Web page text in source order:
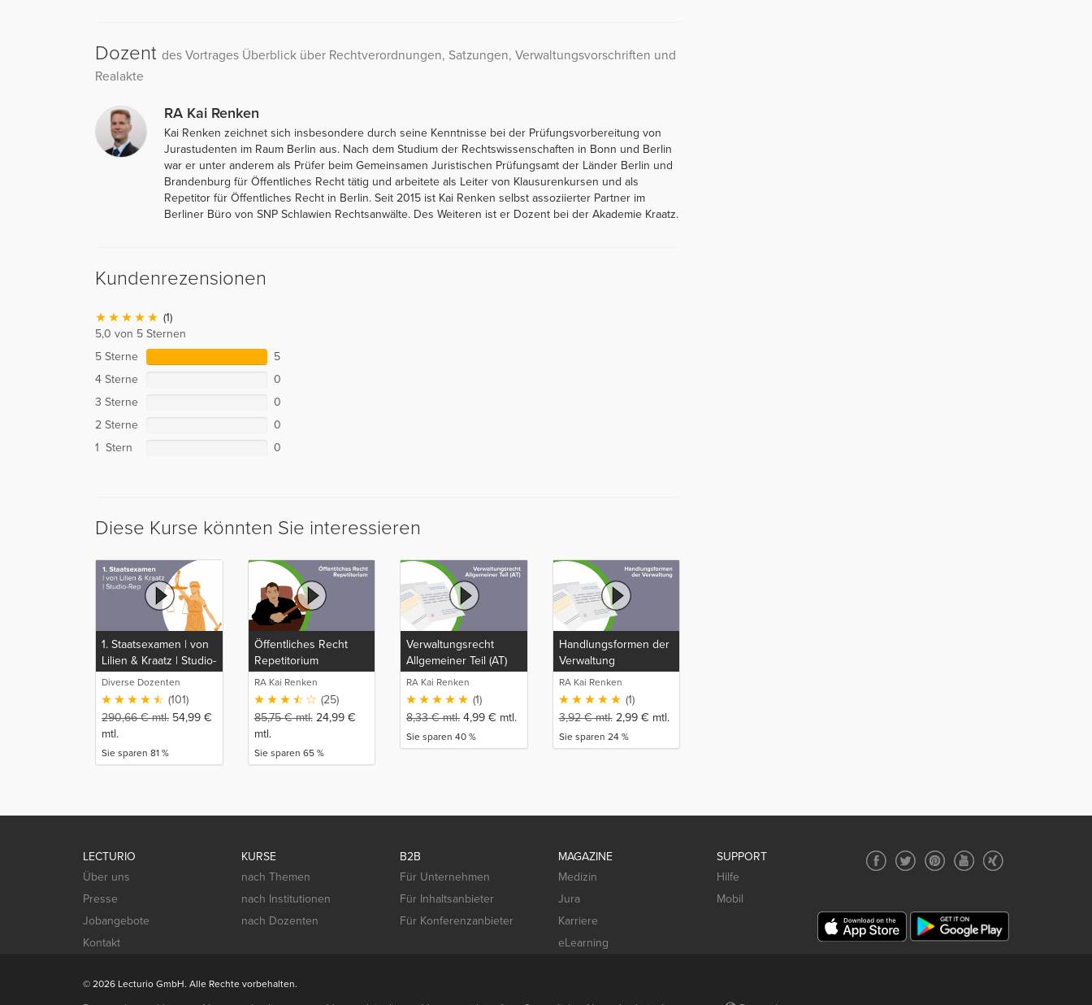
Dozent des Vortrages Überblick über Rechtverordnungen, Satzungen, Verwaltungsvorschriften und
Realakte
RA Kai Renken
Kai Renken zeichnet sich insbesondere durch seine Kenntnisse bei der Prüfungsvorbereitung von
Jurastudenten im Raum Berlin aus. Nach dem Studium der Rechtswissenschaften in Bonn und Berlin
war er unter anderem als Prüfer beim Gemeinsamen Juristischen Prüfungsamt der Länder Berlin und
Brandenburg für Öffentliches Recht tätig und arbeitete als Leiter von Klausurenkursen und als
Repetitor für Öffentliches Recht in Berlin. Seit 2015 ist Kai Renken selbst assoziierter Partner im
Berliner Büro von SNP Schlawien Rechtsanwälte. Des Weiteren ist er Dozent bei der Akademie Kraatz.
Kundenrezensionen
(1)
5,0 von 5 Sternen
5 Sterne
5
4 Sterne
0
3 Sterne
0
2 Sterne
0
1 Stern
0
Diese Kurse könnten Sie interessieren
1. Staatsexamen | von
Lilien & Kraatz | Studio-
Rep
Diverse Dozenten
(101)
290,66€mtl. 54,99 €
mtl.
Sie sparen 81 %
Öffentliches Recht
Repetitorium
RA Kai Renken
(25)
85,75€mtl. 24,99 €
mtl.
Sie sparen 65 %
Verwaltungsrecht
Allgemeiner Teil (AT)
RA Kai Renken
(1)
8,33€mtl. 4,99 € mtl.
Sie sparen 40 %
Handlungsformen der
Verwaltung
RA Kai Renken
(1)
3,92€mtl. 2,99 € mtl.
Sie sparen 24 %
LECTURIO
Über uns
Presse
Jobangebote
Kontakt
KURSE
nach Themen
nach Institutionen
nach Dozenten
B2B
Für Unternehmen
Für Inhaltsanbieter
Für Konferenzanbieter
MAGAZINE
Medizin
Jura
Karriere
eLearning
SUPPORT
Hilfe
Mobil
© 2026 Lecturio GmbH. Alle Rechte vorbehalten.